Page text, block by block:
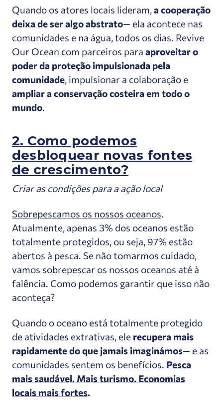
Quando os atores locais lideram,a cooperação
deixa de ser algo abstrato— ela acontece nas
comunidades e na água, todos os dias. Revive
Our Ocean com parceiros para aproveitar o
poder da proteção impulsionada pela
comunidade, impulsionar a colaboração e
ampliar a conservação costeira em todo o
mundo.
2. Como podemos
desbloquear novas fontes
de crescimento?
Criar as condições para a ação local
Sobrepescamos os nossos oceanos.
Atualmente, apenas 3% dos oceanos estão
totalmente protegidos, ou seja, 97% estão
abertos à pesca. Se não tomarmos cuidado,
vamos sobrepescar os nossos oceanos até à
falência. Como podemos garantir que isso não
aconteça?
Quando o oceano está totalmente protegido
de atividades extrativas, ele recupera mais
rapidamente do que jamais imaginámos— e as
comunidades sentem os benefícios. Pesca
mais saudável. Mais turismo. Economias
locais mais fortes.